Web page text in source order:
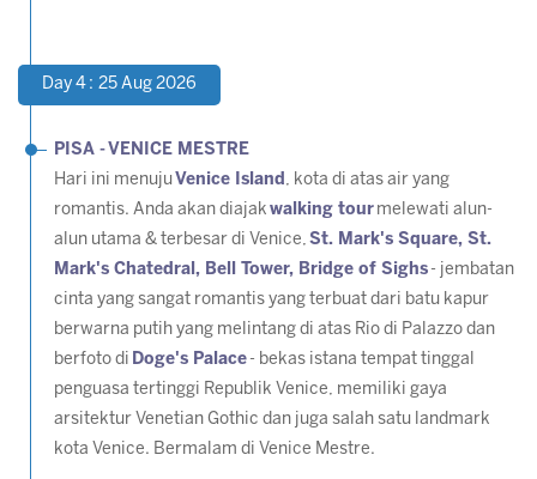
Day 4 : 25 Aug 2026
PISA - VENICE MESTRE
Hari ini menuju Venice Island , kota di atas air yang
romantis. Anda akan diajak walking tour melewati alun-
alun utama & terbesar di Venice, St. Mark's Square, St.
Mark's Chatedral, Bell Tower, Bridge of Sighs - jembatan
cinta yang sangat romantis yang terbuat dari batu kapur
berwarna putih yang melintang di atas Rio di Palazzo dan
berfoto di Doge's Palace - bekas istana tempat tinggal
penguasa tertinggi Republik Venice, memiliki gaya
arsitektur Venetian Gothic dan juga salah satu landmark
kota Venice. Bermalam di Venice Mestre.